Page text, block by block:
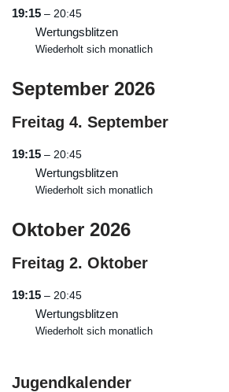
19:15 – 20:45
Wertungsblitzen
Wiederholt sich monatlich
September 2026
Freitag 4. September
19:15 – 20:45
Wertungsblitzen
Wiederholt sich monatlich
Oktober 2026
Freitag 2. Oktober
19:15 – 20:45
Wertungsblitzen
Wiederholt sich monatlich
Jugendkalender